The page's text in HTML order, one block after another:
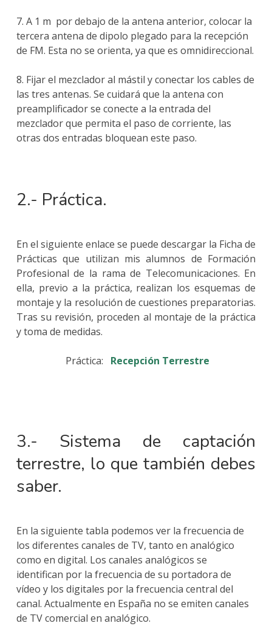
7. A 1 m por debajo de la antena anterior, colocar la
tercera antena de dipolo plegado para la recepción
de FM. Esta no se orienta, ya que es omnidireccional.
8. Fijar el mezclador al mástil y conectar los cables de
las tres antenas. Se cuidará que la antena con
preamplificador se conecte a la entrada del
mezclador que permita el paso de corriente, las
otras dos entradas bloquean este paso.
2.- Práctica.
En el siguiente enlace se puede descargar la Ficha de
Prácticas que utilizan mis alumnos de Formación
Profesional de la rama de Telecomunicaciones. En
ella, previo a la práctica, realizan los esquemas de
montaje y la resolución de cuestiones preparatorias.
Tras su revisión, proceden al montaje de la práctica
y toma de medidas.
Práctica: Recepción Terrestre
3.- Sistema de captación
terrestre, lo que también debes
saber.
En la siguiente tabla podemos ver la frecuencia de
los diferentes canales de TV, tanto en analógico
como en digital. Los canales analógicos se
identifican por la frecuencia de su portadora de
vídeo y los digitales por la frecuencia central del
canal. Actualmente en España no se emiten canales
de TV comercial en analógico.